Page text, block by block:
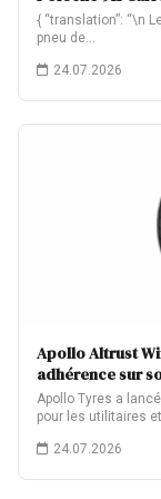
{ “translation”: “\n
pneu de…
24.07.2026
Apollo Altrust
adhérence sur
Apollo Tyres a
pour les utilitaires
24.07.2026